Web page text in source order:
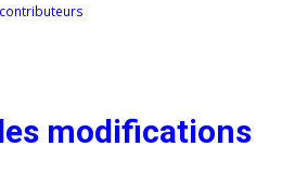
modifications